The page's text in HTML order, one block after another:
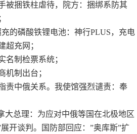
被捆铁柱虐待，院方：捆绑系防其
的磷酸铁锂电池：神行PLUS，充电
超充网；
名制检票系统；
机制出台；
责中俄关系。我使馆强烈谴责：奉
大总理：为应对中俄等国在北极地区
开谈判。国防部回应：”奥库斯”扩